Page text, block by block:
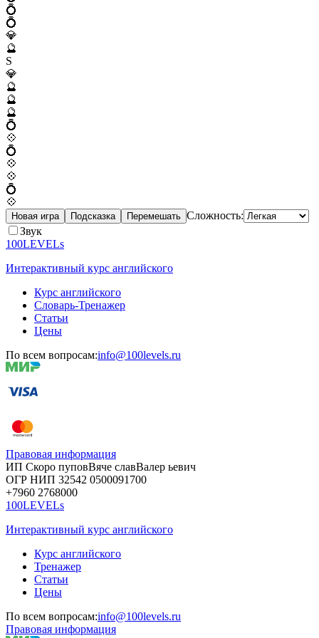
💍
💍
💎
🔮
S
💎
🔮
🔮
🔮
💍
💠
💍
💠
💠
💍
💠
Новая игра Подсказка Перемешать Сложность:
Звук
100LEVELs
Интерактивный курс английского
Курс английского
Словарь-Тренажер
Статьи
Цены
По всем вопросам:info@100levels.ru
Правовая информация
ИП Скоро пуповВяче славВалер ьевич
ОГР НИП 32542 0500091700
+7960 2768000
100LEVELs
Интерактивный курс английского
Курс английского
Тренажер
Статьи
Цены
По всем вопросам:info@100levels.ru
Правовая информация